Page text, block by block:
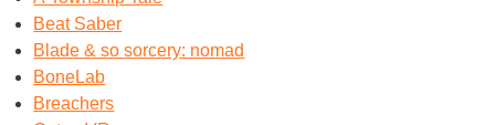
Beat Saber
Blade & so sorcery: nomad
BoneLab
Breachers